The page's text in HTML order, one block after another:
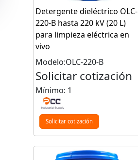
Detergente dieléctrico OLC-
220-B hasta 220 kV (20 L)
para limpieza eléctrica en
vivo
Modelo:OLC-220-B
Solicitar cotización
Mínimo: 1
Solicitar cotización